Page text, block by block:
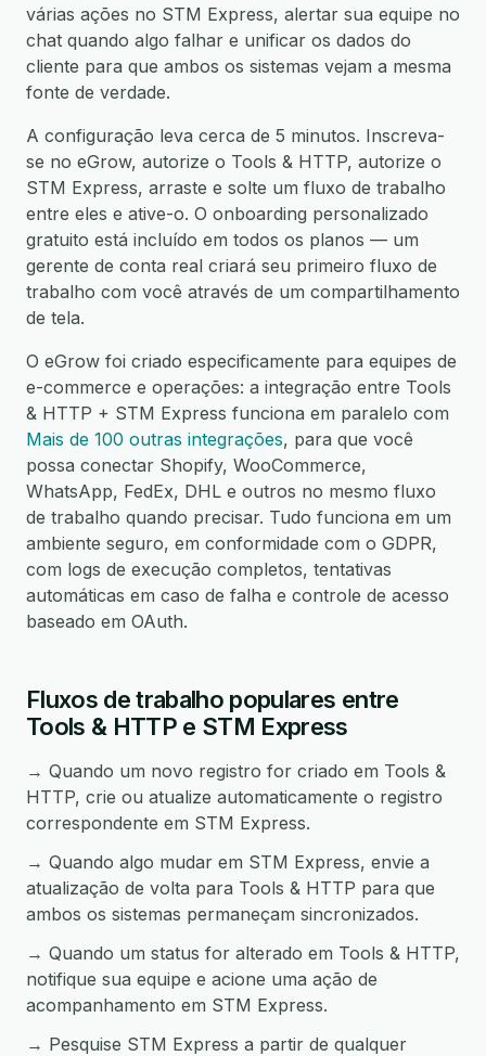
várias ações no STM Express, alertar sua equipe no
chat quando algo falhar e unificar os dados do
cliente para que ambos os sistemas vejam a mesma
fonte de verdade.
A configuração leva cerca de 5 minutos. Inscreva-
se no eGrow, autorize o Tools & HTTP, autorize o
STM Express, arraste e solte um fluxo de trabalho
entre eles e ative-o. O onboarding personalizado
gratuito está incluído em todos os planos — um
gerente de conta real criará seu primeiro fluxo de
trabalho com você através de um compartilhamento
de tela.
O eGrow foi criado especificamente para equipes de
e-commerce e operações: a integração entre Tools
& HTTP + STM Express funciona em paralelo com
Mais de 100 outras integrações, para que você
possa conectar Shopify, WooCommerce,
WhatsApp, FedEx, DHL e outros no mesmo fluxo
de trabalho quando precisar. Tudo funciona em um
ambiente seguro, em conformidade com o GDPR,
com logs de execução completos, tentativas
automáticas em caso de falha e controle de acesso
baseado em OAuth.
Fluxos de trabalho populares entre
Tools & HTTP e STM Express
→ Quando um novo registro for criado em Tools &
HTTP, crie ou atualize automaticamente o registro
correspondente em STM Express.
→ Quando algo mudar em STM Express, envie a
atualização de volta para Tools & HTTP para que
ambos os sistemas permaneçam sincronizados.
→ Quando um status for alterado em Tools & HTTP,
notifique sua equipe e acione uma ação de
acompanhamento em STM Express.
→ Pesquise STM Express a partir de qualquer